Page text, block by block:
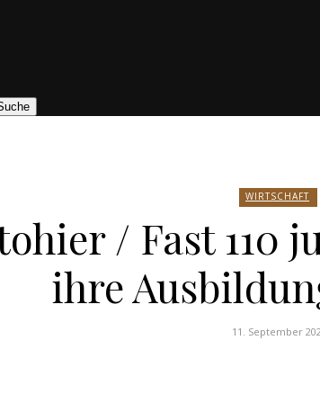
WIRTSCHAFT
/ Fast 110
ihre
11. September